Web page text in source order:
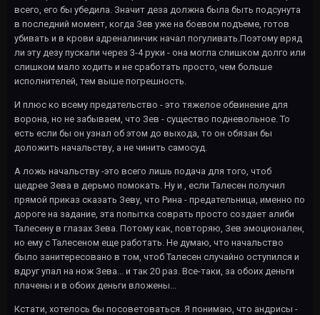
всего, его бы убедила. Значит деза должна была быть подсунута
в последний момент, когда Зев уже на боевом подъеме, готов
убивать и в крови адреналинчик начал погуливать.Поэтому вряд
ли эту дезу пускали через 3-4 руки - она могла слишком долго или
слишком мало ходить и не сработать просто, чем больше
исполнителей, тем выше погрешность.
И плюс ко всему предательство - это тяжелое обвинение для
ворона, но не забываем, что Зев - существо подневольное. То
есть если бы он узнал об этом до выхода, то он обязан бы
доложить начальству, а не чинить самосуд.
А ложь начальству -это всего лишь подача для того, чтоб
щедрее Зева в дерьмо помокать. Ну и , если Талесен получил
прямой приказ сказать Зеву, что Рина - предательница, именно по
дороге на задание, эта попытка соврать просто создает алиби
Талесену в глазах Зева. Потому как, повторяю, Зев эмоционален,
но ему с Талесеном еще работать. Не думаю, что начальство
было занитересовано в том, чтоб Талесен случайно оступился и
вдруг упал на нож Зева... и так 20 раз. Все-таки, за обоих деньги
плачены и в обоих деньги вложены...
Кстати, хотелось бы посоветоваться. Я понимаю, что андрисы -